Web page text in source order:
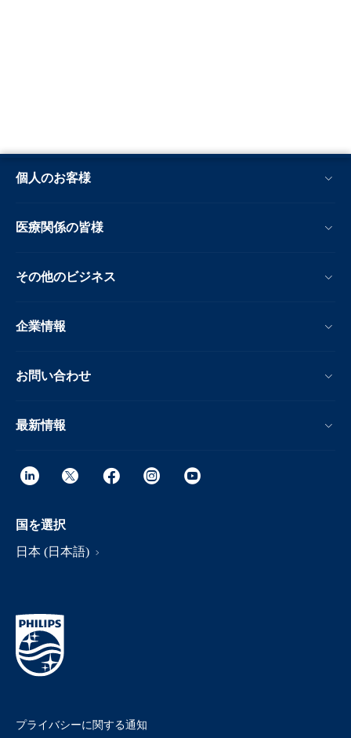
個人のお客様
医療関係の皆様
その他のビジネス
企業情報
お問い合わせ
最新情報
国を選択
日本 (日本語)
プライバシーに関する通知